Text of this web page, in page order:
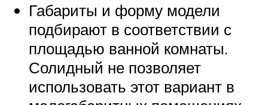
Габариты и форму модели
подбирают в соответствии с
площадью ванной комнаты.
Солидный не позволяет
использовать этот вариант в